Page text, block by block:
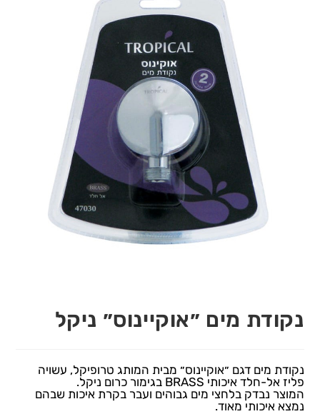
נקודת מים ״אוקיינוס״ ניקל
נקודת מים דגם ״אוקיינוס״ מבית המותג טרופיקל, עשויה
פליז אל-חלד איכותי BRASS בגימור כרום ניקל.
המוצר נבדק בלחצי מים גבוהים ועבר בקרת איכות שבהם
נמצא איכותי מאוד.